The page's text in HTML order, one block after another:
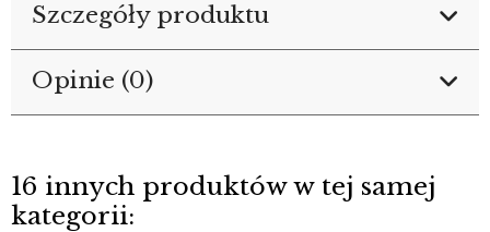
Szczegóły produktu
Opinie (0)
16 innych produktów w tej samej
kategorii: